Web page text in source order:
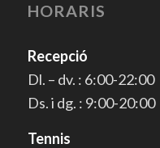
HORARIS
Recepció
Dl. – dv. : 6:00-22:00
Ds. i dg. : 9:00-20:00
Tennis